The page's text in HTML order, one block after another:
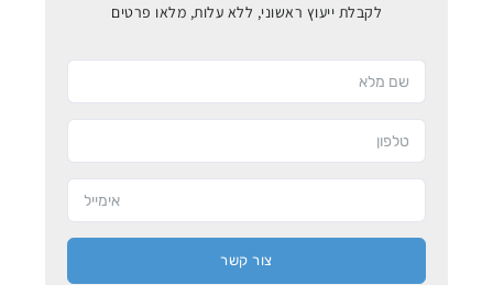
לקבלת ייעוץ ראשוני, ללא עלות, מלאו פרטים
צור קשר